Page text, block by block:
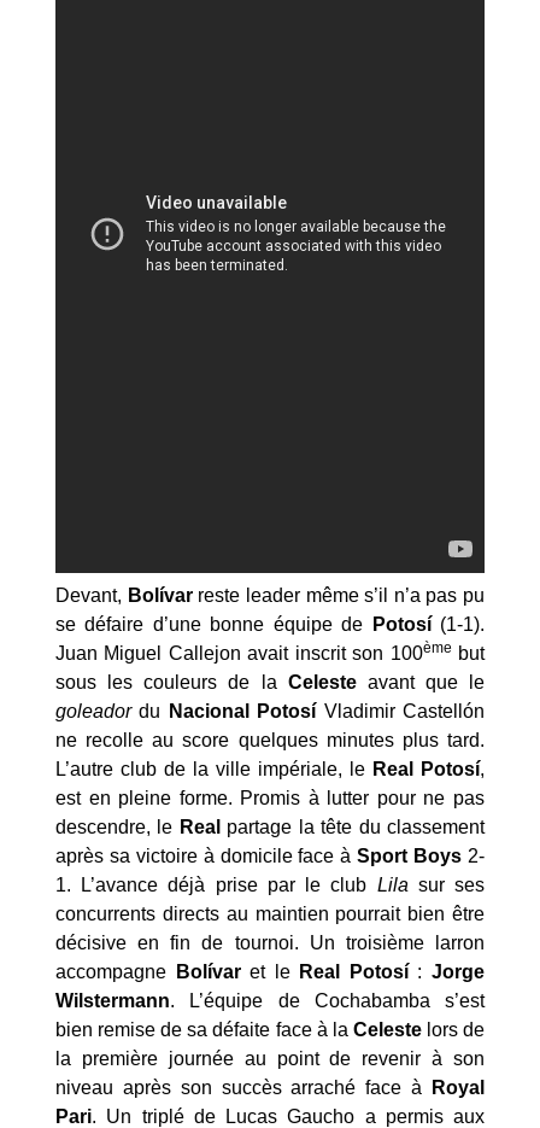
Devant, Bolívarreste leader même s’il n’a pas pu
se défaire d’une bonne équipe de
Potosí(1-1).
Juan Miguel Callejon avait inscrit son 100ème but
sous les couleurs de la Celesteavant que le
goleadordu Nacional Potosí Vladimir Castellón
ne recolle au score quelques minutes plus tard.
L’autre club de la ville impériale, le Real Potosí,
est en pleine forme. Promis à lutter pour ne pas
descendre, le Real partage la tête du classement
après sa victoire à domicile face àSport Boys 2-
1. L’avance déjà prise par le club Lila sur ses
concurrents directs au maintien pourrait bien être
décisive en fin de tournoi. Un troisième larron
accompagne
Bolívaret le Real Potosí:Jorge
Wilstermann. L’équipe de Cochabamba s’est
bien remise de sa défaite face à la Celestelors de
la première journée au point de revenir à son
niveau après son succès arraché face à
Royal
Pari. Un triplé de Lucas Gaucho a permis aux